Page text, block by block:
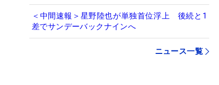
＜中間速報＞星野陸也が単独首位浮上 後続と1
差でサンデーバックナインへ
ニュース一覧